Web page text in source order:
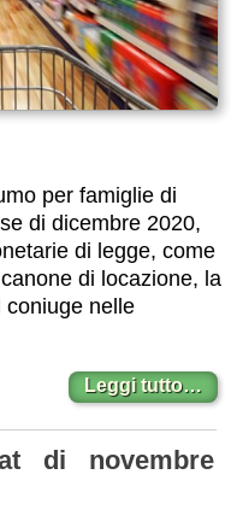
per famiglie di
di dicembre 2020,
di legge, come
di locazione, la
coniuge nelle
Leggi tutto…
di novembre